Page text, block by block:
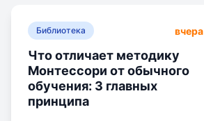
Библиотека вчера
Что отличает методику
Монтессори от обычного
обучения: 3 главных
принципа